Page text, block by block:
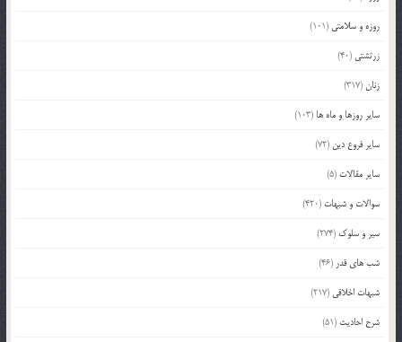
روزه و سلامتی (101)
زرتشتی (40)
زنان(317)
سایر روزها و ماه ها (103)
سایر فروع دین (72)
سایر مقالات (5)
سوالات و شبهات (420)
سیر و سلوک (274)
شب های قدر (46)
شبهات اخلاقی (217)
شرح احادیث (51)